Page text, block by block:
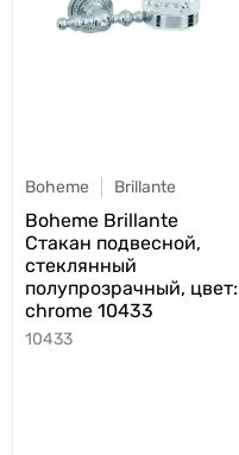
Boheme Brillante
Boheme Brillante
Стакан подвесной,
стеклянный
полупрозрачный, цвет:
chrome 10433
10433